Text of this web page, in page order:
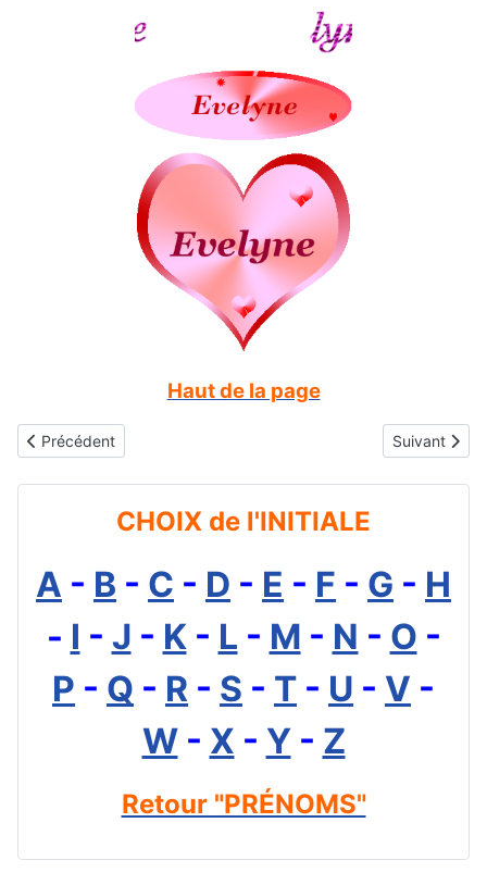
Haut de la page
Article précédent : Gifs animés gratuits - prénoms avec initiale D
Précédent Article
Suivant
CHOIX de l'INITIALE
A - B - C - D - E - F - G - H
- I - J - K- L - M - N - O -
P - Q - R - S - T - U - V -
W- X - Y- Z
Retour "PRÉNOMS"